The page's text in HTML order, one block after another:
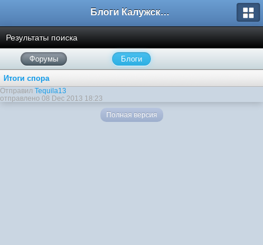
Блоги Калужского перекрестка
Результаты поиска
Форумы Блоги
Итоги спора
Отправил Tequila13
отправлено 08 Dec 2013 18:23
Полная версия